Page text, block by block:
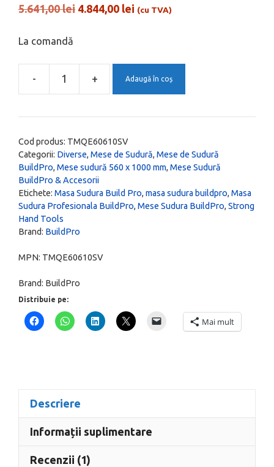
5
5.641,00lei Prețul
5.641,00 lei.
4.844,00 lei Prețul
(cu TVA)
La comandă
-
Cantitate
Sudura
BuildPro
Clasic
cu
560
Sarcini
grele
+ Adaugă în coș
Cod produs: TMQE60610SV
Categorii: Diverse, Mese de Sudură, Mese de Sudură
BuildPro, Mese sudură 560 x 1000 mm, Mese Sudură
BuildPro & Accesorii
Etichete: Masa Sudura Build Pro, masa sudura buildpro, Masa
Sudura Profesionala BuildPro, Mese Sudura BuildPro, Strong
Hand Tools
Brand: BuildPro
MPN: TMQE60610SV
Brand: BuildPro
Distribuie pe:
Mai mult
Descriere
Informații suplimentare
Recenzii (1)